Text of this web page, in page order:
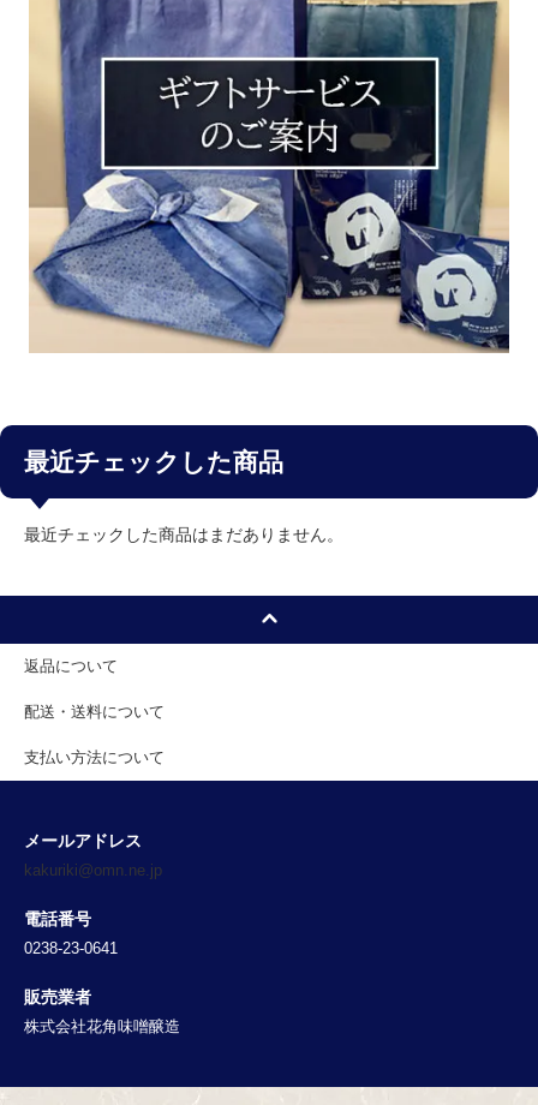
最近チェックした商品
最近チェックした商品はまだありません。
返品について
配送・送料について
支払い方法について
メールアドレス
kakuriki@omn.ne.jp
電話番号
0238-23-0641
販売業者
株式会社花角味噌醸造